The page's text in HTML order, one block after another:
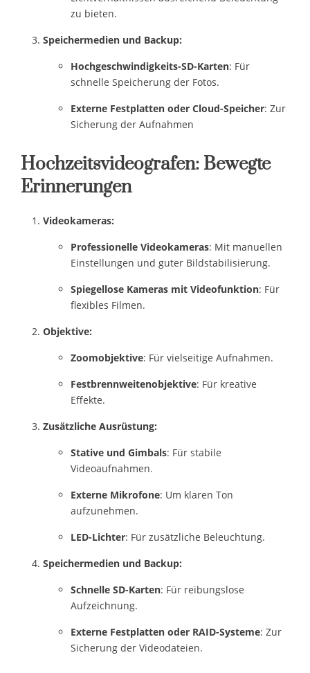
zu bieten.
Speichermedien und Backup:
Hochgeschwindigkeits-SD-Karten: Für
schnelle Speicherung der Fotos.
Externe Festplatten oder Cloud-Speicher: Zur
Sicherung der Aufnahmen
Hochzeitsvideografen: Bewegte
Erinnerungen
Videokameras:
Professionelle Videokameras: Mit manuellen
Einstellungen und guter Bildstabilisierung.
Spiegellose Kameras mit Videofunktion: Für
flexibles Filmen.
Objektive:
Zoomobjektive: Für vielseitige Aufnahmen.
Festbrennweitenobjektive: Für kreative
Effekte.
Zusätzliche Ausrüstung:
Stative und Gimbals: Für stabile
Videoaufnahmen.
Externe Mikrofone: Um klaren Ton
aufzunehmen.
LED-Lichter: Für zusätzliche Beleuchtung.
Speichermedien und Backup:
Schnelle SD-Karten: Für reibungslose
Aufzeichnung.
Externe Festplatten oder RAID-Systeme: Zur
Sicherung der Videodateien.